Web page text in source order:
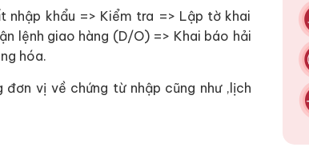
nhập khẩu => Kiểm tra => Lập tờ khai
lệnh giao hàng (D/O) => Khai báo hải
hóa.
vị về chứng từ nhập cũng như ,lịch